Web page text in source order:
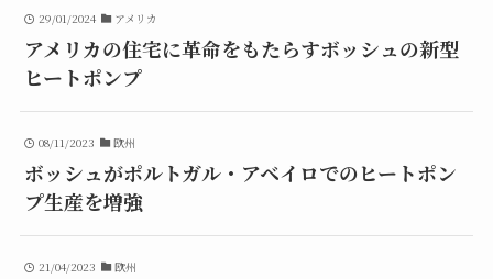
29/01/2024 アメリカ
アメリカの住宅に革命をもたらすボッシュの新型
ヒートポンプ
08/11/2023 欧州
ボッシュがポルトガル・アベイロでのヒートポン
プ生産を増強
21/04/2023 欧州